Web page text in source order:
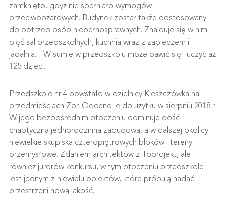
zamknięto, gdyż nie spełniało wymogów
przeciwpożarowych. Budynek został także dostosowany
do potrzeb osób niepełnosprawnych. Znajduje się w nim
pięć sal przedszkolnych, kuchnia wraz z zapleczem i
jadalnia. W sumie w przedszkolu może bawić się i uczyć aż
125 dzieci.
Przedszkole nr 4 powstało w dzielnicy Kleszczówka na
przedmieściach Żor. Oddano je do użytku w sierpniu 2018 r.
W jego bezpośrednim otoczeniu dominuje dość
chaotyczna jednorodzinna zabudowa, a w dalszej okolicy
niewielkie skupiska czteropiętrowych bloków i tereny
przemysłowe. Zdaniem architektów z Toprojekt, ale
również jurorów konkursu, w tym otoczeniu przedszkole
jest jednym z niewielu obiektów, które próbują nadać
przestrzeni nową jakość.